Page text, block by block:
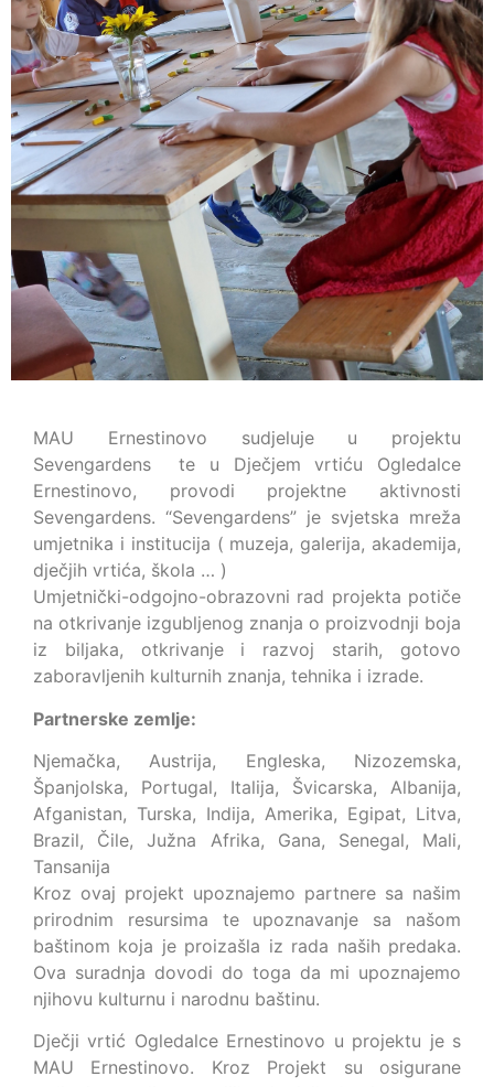
MAU Ernestinovo sudjeluje u projektu
Sevengardens te u Dječjem vrtiću Ogledalce
Ernestinovo, provodi projektne aktivnosti
Sevengardens. “Sevengardens” je svjetska mreža
umjetnika i institucija ( muzeja, galerija, akademija,
dječjih vrtića, škola … )
Umjetnički-odgojno-obrazovni rad projekta potiče
na otkrivanje izgubljenog znanja o proizvodnji boja
iz biljaka, otkrivanje i razvoj starih, gotovo
zaboravljenih kulturnih znanja, tehnika i izrade.
Partnerske zemlje:
Njemačka, Austrija, Engleska, Nizozemska,
Španjolska, Portugal, Italija, Švicarska, Albanija,
Afganistan, Turska, Indija, Amerika, Egipat, Litva,
Brazil, Čile, Južna Afrika, Gana, Senegal, Mali,
Tansanija
Kroz ovaj projekt upoznajemo partnere sa našim
prirodnim resursima te upoznavanje sa našom
baštinom koja je proizašla iz rada naših predaka.
Ova suradnja dovodi do toga da mi upoznajemo
njihovu kulturnu i narodnu baštinu.
Dječji vrtić Ogledalce Ernestinovo u projektu je s
MAU Ernestinovo. Kroz Projekt su osigurane